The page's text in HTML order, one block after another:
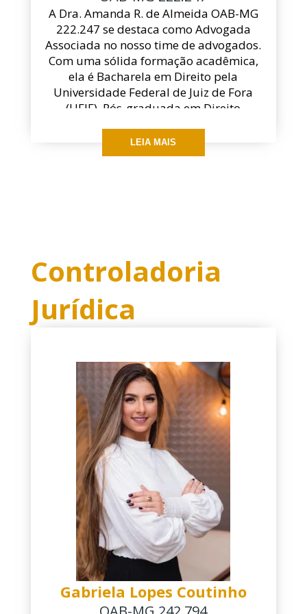
A Dra. Amanda R. de Almeida OAB-MG
222.247 se destaca como Advogada
Associada no nosso time de advogados.
Com uma sólida formação acadêmica,
ela é Bacharela em Direito pela
Universidade Federal de Juiz de Fora
(UFJF), Pós-graduada em Direito
Pós-graduanda em Regime Próprio de
Previdência e Previdência
se especializou na área do Direito de
Família, acompanhando de perto os
processos e desenvolvendo uma
compreensão aguçada das nuances
mais necessitados estabelecem a Dra.
Amanda como uma fervorosa
defensora dos Direitos Sociais e
Humanos e Constitucionais. Ela é uma
peça fundamental na equipe do
escritório, contribuindo
significativamente para a valorização e
o fortalecimento do papel das mulheres
na advocacia e na sociedade como um
todo.
LEIA MAIS
Controladoria
Jurídica
Gabriela Lopes Coutinho